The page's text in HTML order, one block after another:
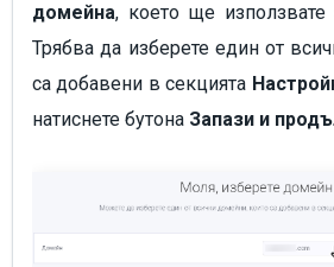
домейна, което ще използвате
Трябва да изберете един от
са добавени в секцията
натиснете бутона Запази и